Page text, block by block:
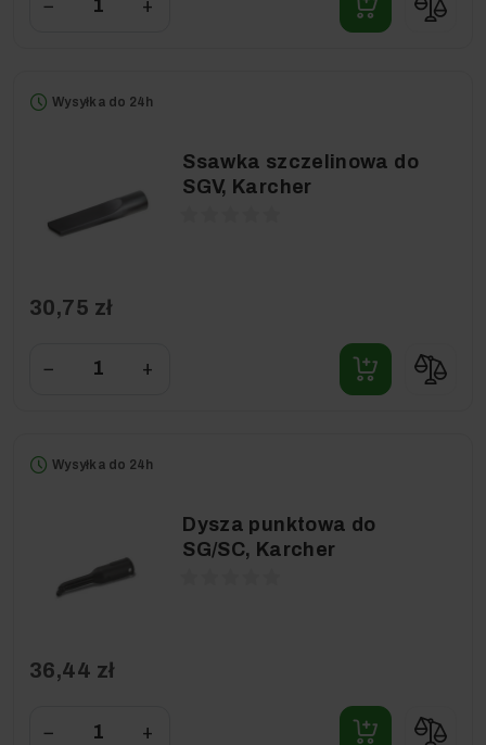
− +
Wysyłka do 24h
Ssawka szczelinowa do
SGV, Karcher
30,75 zł
− +
Wysyłka do 24h
Dysza punktowa do
SG/SC, Karcher
36,44 zł
− +